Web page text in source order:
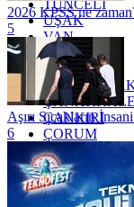
TUNCELİ
UŞAK
VAN
YALOVA
YOZGAT
ÇANAKKALE
ÇANKIRI
ÇORUM
İSTANBUL
İZMİR
ŞANLIURFA
ŞIRNAK
2026 KPSS ne
5
Aşırı Sıcakların
6